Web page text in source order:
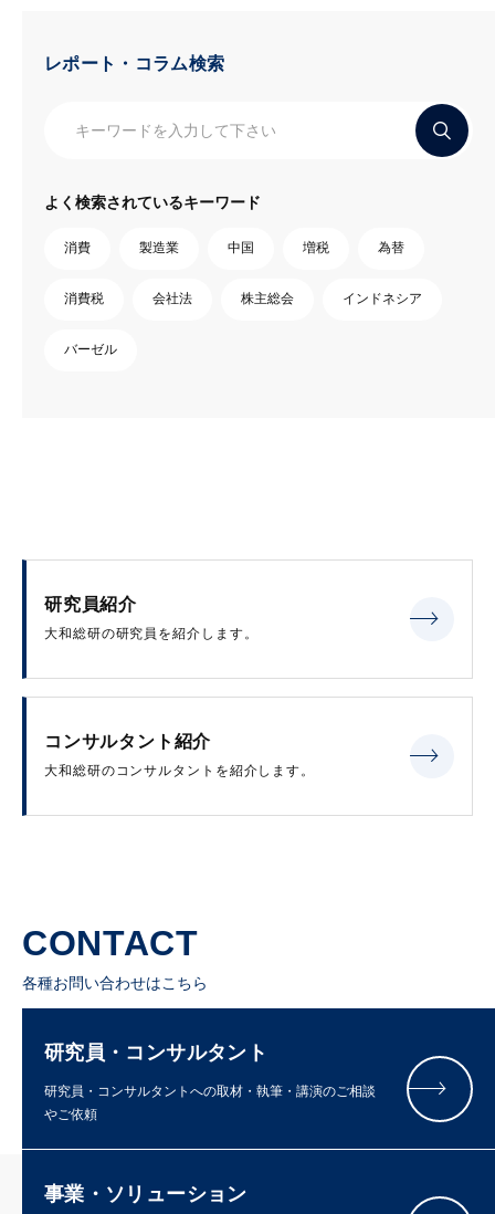
レポート・コラム検索
よく検索されているキーワード
消費 製造業 中国 増税 為替
消費税 会社法 株主総会 インドネシア
バーゼル
研究員紹介
大和総研の研究員を紹介します。
コンサルタント紹介
大和総研のコンサルタントを紹介します。
CONTACT
各種お問い合わせはこちら
研究員・コンサルタント
研究員・コンサルタントへの取材・執筆・講演のご相談
やご依頼
事業・ソリューション